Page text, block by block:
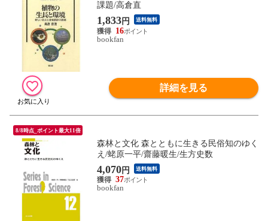
課題/高倉直
1,833円 送料無料
16
bookfan
詳細を見る
8/8時点_ポイント最大11倍
森林と文化 森とともに生きる民俗知のゆく
え/蛯原一平/齋藤暖生/生方史数
4,070円 送料無料
37
bookfan